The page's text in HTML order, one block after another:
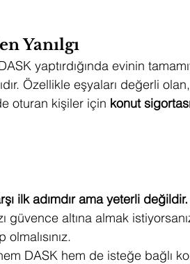
Yanılgı
yaptırdığında evinin
Özellikle eşyaları değerli
oturan kişiler için konut
ilk adımdır ama yeterli değildir.
güvence altına almak
DASK hem de isteğe bağlı